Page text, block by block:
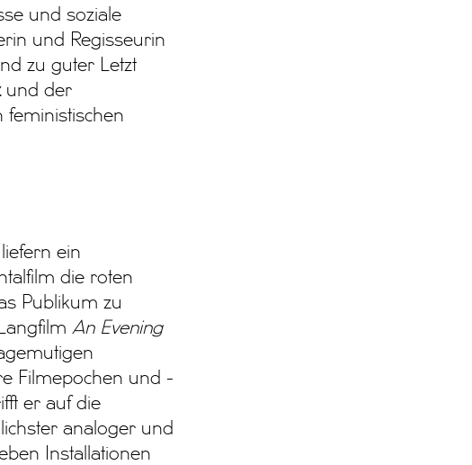
und soziale
und Regisseurin
zu guter Letzt
und der
feministischen
ein
die roten
Publikum zu
An Evening
Filmepochen und -
er auf die
analoger und
Installationen